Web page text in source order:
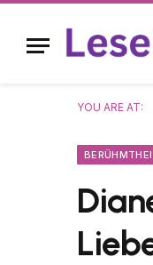
YOU ARE AT: